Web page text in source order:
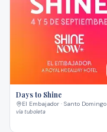
Days to Shine
El Embajador · Santo Domingo
víatuboleta